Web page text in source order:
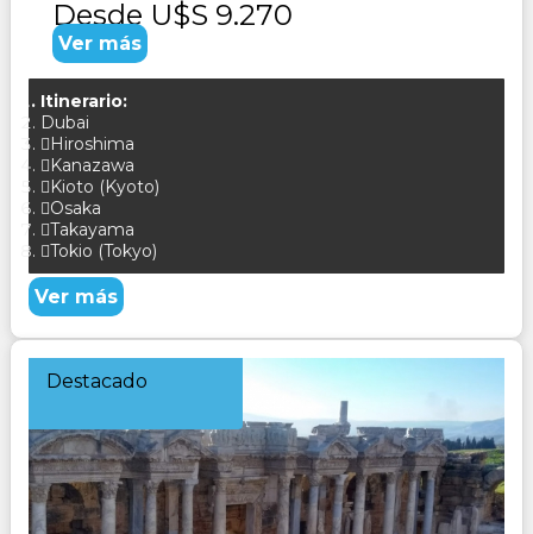
Desde U$S 9.270
Ver más
Itinerario:
Dubai
Hiroshima
Kanazawa
Kioto (Kyoto)
Osaka
Takayama
Tokio (Tokyo)
Ver más
Destacado